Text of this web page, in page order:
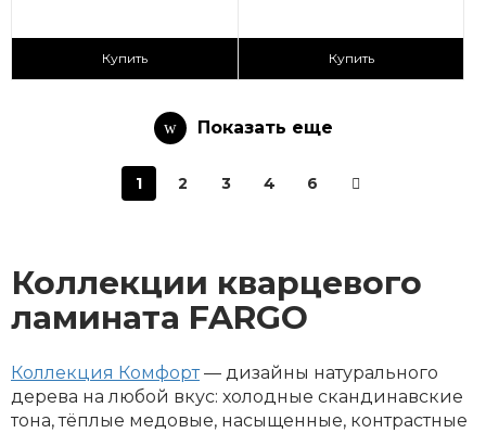
2
Купить
2
Купить
Показать еще
1 2 3 4 6
Коллекции кварцевого
ламината FARGO
Коллекция Комфорт— дизайны натурального
дерева на любой вкус: холодные скандинавские
тона, тёплые медовые, насыщенные, контрастные